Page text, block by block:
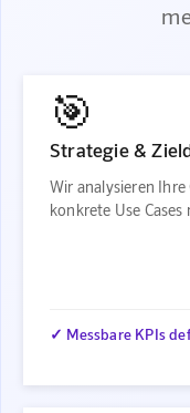
🎯
Strategie &
Wir analysieren
konkrete Use
✓ Messbare KPIs